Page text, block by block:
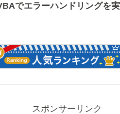
でエラーハンドリングを
スポンサーリンク